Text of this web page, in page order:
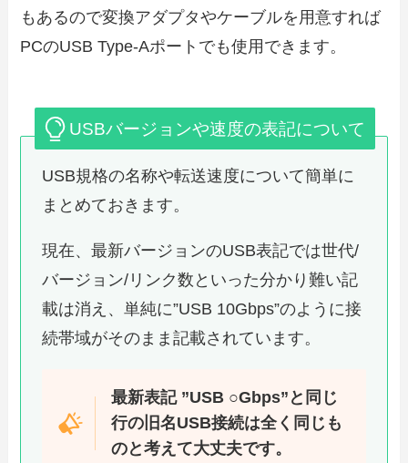
もあるので変換アダプタやケーブルを用意すれば
PCのUSB Type-Aポートでも使用できます。
USBバージョンや速度の表記について
USB規格の名称や転送速度について簡単に
まとめておきます。
現在、最新バージョンのUSB表記では世代/
バージョン/リンク数といった分かり難い記
載は消え、単純に”USB 10Gbps”のように接
続帯域がそのまま記載されています。
最新表記 ”USB ○Gbps”と同じ
行の旧名USB接続は全く同じも
のと考えて大丈夫です。